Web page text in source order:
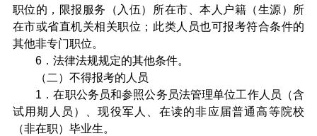
职位的，限报服务（入伍）所在市、本人户籍（生源）所
在市或省直机关相关职位；此类人员也可报考符合条件的
其他非专门职位。
6．法律法规规定的其他条件。
（二）不得报考的人员
1．在职公务员和参照公务员法管理单位工作人员（含
试用期人员）、现役军人、在读的非应届普通高等院校
（非在职）毕业生。